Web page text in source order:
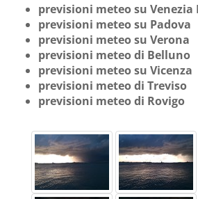
previsioni meteo su Venezia
previsioni meteo su Padova
previsioni meteo su Verona
previsioni meteo di Belluno
previsioni meteo su Vicenza
previsioni meteo di Treviso
previsioni meteo di Rovigo